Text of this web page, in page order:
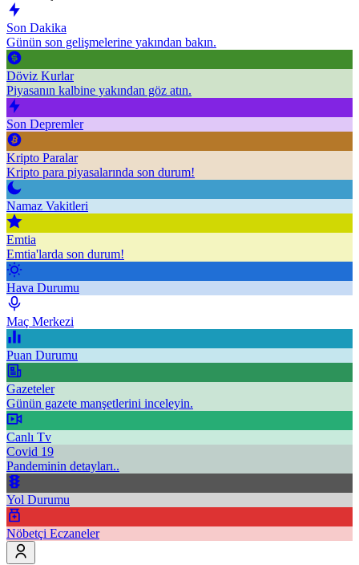
Son Dakika
Günün son gelişmelerine yakından bakın.
Döviz Kurlar
Piyasanın kalbine yakından göz atın.
Son Depremler
Kripto Paralar
Kripto para piyasalarında son durum!
Namaz Vakitleri
Emtia
Emtia'larda son durum!
Hava Durumu
Maç Merkezi
Puan Durumu
Gazeteler
Günün gazete manşetlerini inceleyin.
Canlı Tv
Covid 19
Pandeminin detayları..
Yol Durumu
Nöbetçi Eczaneler